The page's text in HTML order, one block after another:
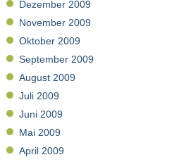
Dezember 2009
November 2009
Oktober 2009
September 2009
August 2009
Juli 2009
Juni 2009
Mai 2009
April 2009